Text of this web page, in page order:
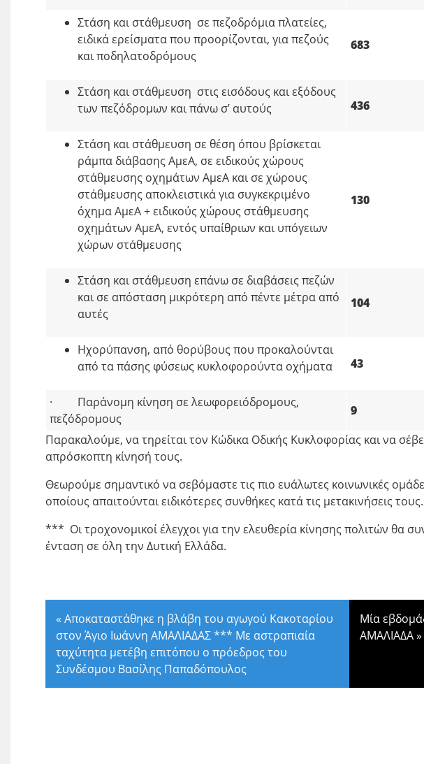
Στάση και στάθμευση σε πεζοδρόμια πλατείες,
ειδικά ερείσματα που προορίζονται, για πεζούς
και ποδηλατοδρόμους
683
Στάση και στάθμευση στις εισόδους και εξόδους
των πεζόδρομων και πάνω σ’ αυτούς
436
Στάση και στάθμευση σε θέση όπου βρίσκεται
ράμπα διάβασης ΑμεΑ, σε ειδικούς χώρους
στάθμευσης οχημάτων ΑμεΑ και σε χώρους
στάθμευσης αποκλειστικά για συγκεκριμένο
όχημα ΑμεΑ + ειδικούς χώρους στάθμευσης
οχημάτων ΑμεΑ, εντός υπαίθριων και υπόγειων
χώρων στάθμευσης
130
Στάση και στάθμευση επάνω σε διαβάσεις πεζών
και σε απόσταση μικρότερη από πέντε μέτρα από
αυτές
104
Ηχορύπανση, από θορύβους που προκαλούνται
από τα πάσης φύσεως κυκλοφορούντα οχήματα
43
· Παράνομη κίνηση σε λεωφορειόδρομους,
πεζόδρομους
9
Παρακαλούμε, να τηρείται τον Κώδικα Οδικής Κυκλοφορίας και να
απρόσκοπτη κίνησή τους.
Θεωρούμε σημαντικό να σεβόμαστε τις πιο ευάλωτες κοινωνικές
οποίους απαιτούνται ειδικότερες συνθήκες κατά τις μετακινήσεις τους.
*** Οι τροχονομικοί έλεγχοι για την ελευθερία κίνησης πολιτών θα
ένταση σε όλη την Δυτική Ελλάδα.
« Αποκαταστάθηκε η βλάβη του αγωγού Κακοταρίου
στον Άγιο Ιωάννη ΑΜΑΛΙΑΔΑΣ *** Με αστραπιαία
ταχύτητα μετέβη επιτόπου ο πρόεδρος του
Συνδέσμου Βασίλης Παπαδόπουλος
Μία
ΑΜΑΛΙΑΔΑ»